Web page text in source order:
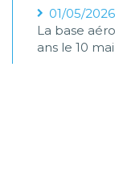
01/05/2026
La base
ans le 10 mai